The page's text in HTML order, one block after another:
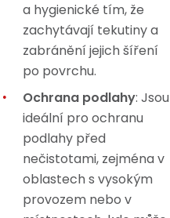
a hygienické tím, že
zachytávají tekutiny a
zabránění jejich šíření
po povrchu.
Ochrana podlahy: Jsou
ideální pro ochranu
podlahy před
nečistotami, zejména v
oblastech s vysokým
provozem nebo v